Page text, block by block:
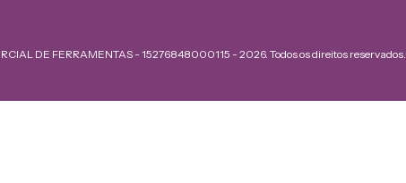
DE FERRAMENTAS - 15276848000115 - 2026. Todos os direitos reservados.